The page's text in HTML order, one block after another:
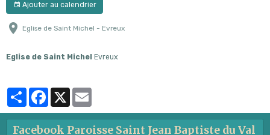
Ajouter au calendrier
Eglise de Saint Michel - Evreux
Eglise de Saint Michel Evreux
PartagerFacebook
X
Facebook Paroisse Saint Jean Baptiste du Val